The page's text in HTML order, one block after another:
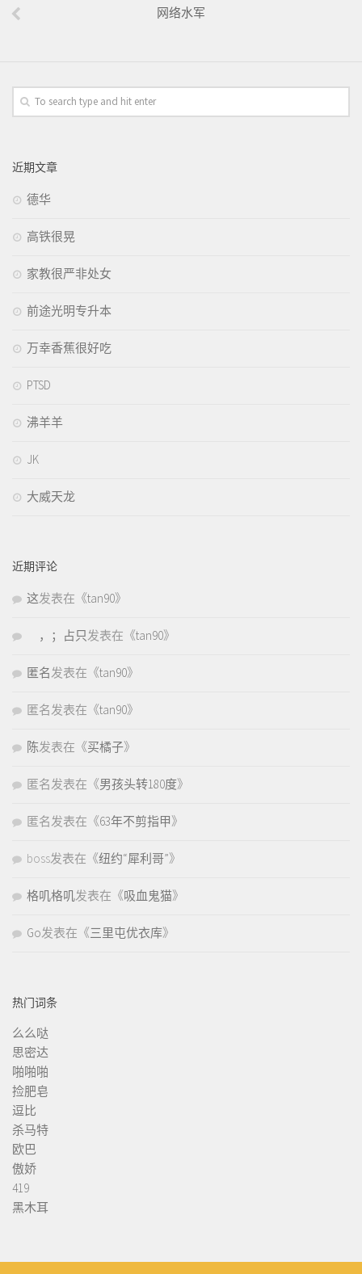
网络水军
近期文章
德华
高铁很晃
家教很严非处女
前途光明专升本
万幸香蕉很好吃
PTSD
沸羊羊
JK
大威天龙
近期评论
这发表在《tan90》
，；占只 发表在《tan90》
匿名 发表在《tan90》
匿名 发表在《tan90》
陈发表在《买橘子》
匿名 发表在《男孩头转180度》
匿名 发表在《63年不剪指甲》
boss发表在《纽约“犀利哥”》
格叽格叽发表在《吸血鬼猫》
Go发表在《三里屯优衣库》
热门词条
么么哒
思密达
啪啪啪
捡肥皂
逗比
杀马特
欧巴
傲娇
419
黑木耳